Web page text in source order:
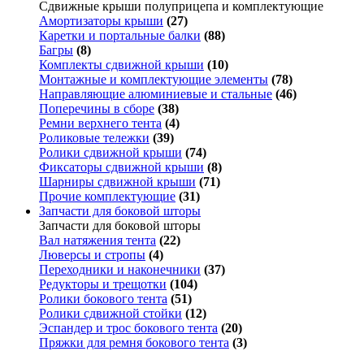
Сдвижные крыши полуприцепа и комплектующие
Амортизаторы крыши (27)
Каретки и портальные балки (88)
Багры (8)
Комплекты сдвижной крыши (10)
Монтажные и комплектующие элементы (78)
Направляющие алюминиевые и стальные (46)
Поперечины в сборе (38)
Ремни верхнего тента (4)
Роликовые тележки (39)
Ролики сдвижной крыши (74)
Фиксаторы сдвижной крыши (8)
Шарниры сдвижной крыши (71)
Прочие комплектующие (31)
Запчасти для боковой шторы
Запчасти для боковой шторы
Вал натяжения тента (22)
Люверсы и стропы (4)
Переходники и наконечники (37)
Редукторы и трещотки (104)
Ролики бокового тента (51)
Ролики сдвижной стойки (12)
Эспандер и трос бокового тента (20)
Пряжки для ремня бокового тента (3)